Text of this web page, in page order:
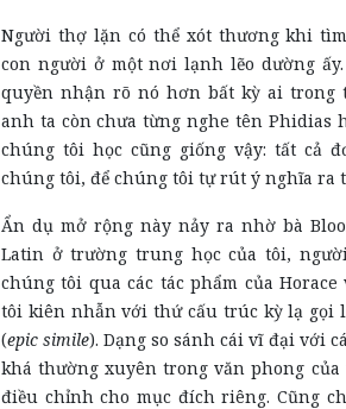
Người thợ lặn có thể xót thương khi
con người ở một nơi lạnh lẽo dường
quyền nhận rõ nó hơn bất kỳ ai trong
anh ta còn chưa từng nghe tên Phidias
chúng tôi học cũng giống vậy: tất cả
chúng tôi, để chúng tôi tự rút ý nghĩa ra
Ẩn dụ mở rộng này nảy ra nhờ bà
Latin ở trường trung học của tôi,
chúng tôi qua các tác phẩm của
tôi kiên nhẫn với thứ cấu trúc kỳ lạ gọi
(epic simile). Dạng so sánh cái vĩ đại với
khá thường xuyên trong văn phong
điều chỉnh cho mục đích riêng. Cũng